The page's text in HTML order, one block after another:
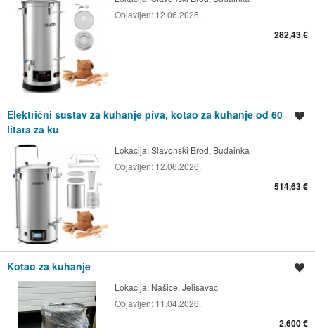
Objavljen: 12.06.2026.
282,43 €
Električni sustav za kuhanje piva, kotao za kuhanje od 60
litara za ku
Lokacija:Slavonski Brod, Budainka
Objavljen: 12.06.2026.
514,63 €
Kotao za kuhanje
Lokacija: Našice, Jelisavac
Objavljen: 11.04.2026.
2.600 €